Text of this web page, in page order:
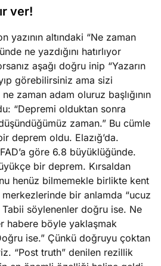
Spor
Yazıları
Yazıları
ver!
yazının altındaki “Ne zaman
ne yazdığını hatırlıyor
aşağı doğru inip “Yazarın
görebilirsiniz ama sizi
zaman adam oluruz başlığının
“Depremi olduktan sonra
zaman.” Bu cümle
deprem oldu. Elazığ’da.
göre 6.8 büyüklüğünde.
bir deprem. Kırsaldan
henüz bilmemekle birlikte kent
bir anlamda “ucuz
Tabii söylenenler doğru ise. Ne
habere böyle yaklaşmak
ise.” Çünkü doğruyu çoktan
“Post truth” denilen rezillik